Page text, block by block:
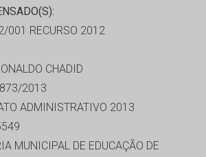
RECURSO 2012
CHADID
2013
ADMINISTRATIVO 2013
MUNICIPAL DE EDUCAÇÃO DE